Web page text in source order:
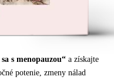
s menopauzou“ a získajte
potenie, zmeny nálad